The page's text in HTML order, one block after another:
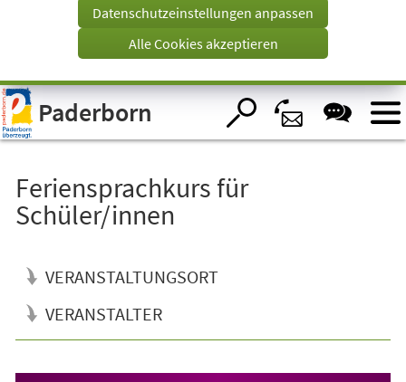
Visuelle
Assistenzsoftware
öffnen.
Tab)
Datenschutzeinstellungen anpassen
Alle Cookies akzeptieren
Paderborn
Feriensprachkurs für
Schüler/innen
VERANSTALTUNGSORT
VERANSTALTER